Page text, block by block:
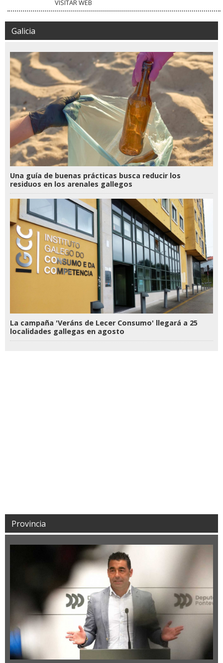
VISITAR WEB
Galicia
Una guía de buenas prácticas busca reducir los
residuos en los arenales gallegos
La campaña 'Veráns de Lecer Consumo' llegará a 25
localidades gallegas en agosto
Provincia